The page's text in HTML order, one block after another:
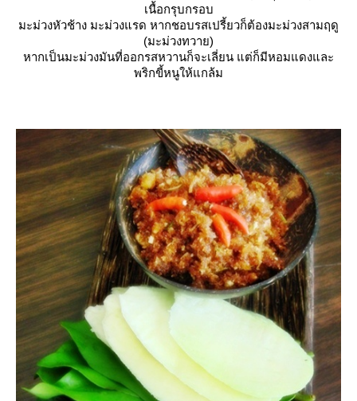
เนื้อกรุบกรอบ
มะม่วงหัวช้าง มะม่วงแรด หากชอบรสเปรี้ยวก็ต้องมะม่วงสามฤดู
(มะม่วงทวาย)
หากเป็นมะม่วงมันที่ออกรสหวานก็จะเลี่ยน แต่ก็มีหอมแดงและ
พริกขี้หนูให้แกล้ม